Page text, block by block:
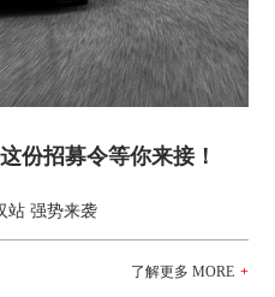
份招募令等你来接！
站 强势来袭